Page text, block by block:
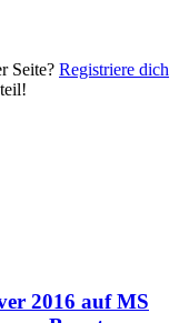
Seite? Registriere dich
2016 auf MS